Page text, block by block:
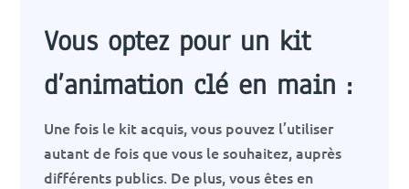
Vous optez pour un kit
d’animation clé en main :
Une fois le kit acquis, vous pouvez l’utiliser
autant de fois que vous le souhaitez, auprès
différents publics. De plus, vous êtes en